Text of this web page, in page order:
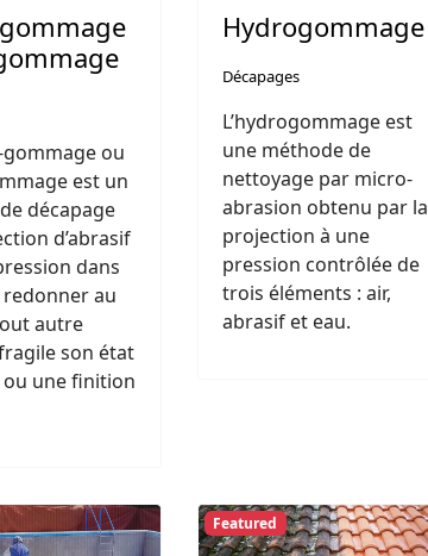
ou
est un
décapage
d’abrasif
dans
au
autre
son état
ou une finition
Hydrogommage
Décapages
L’hydrogommage est
une méthode de
nettoyage par micro-
abrasion obtenu par la
projection à une
pression contrôlée de
trois éléments : air,
abrasif et eau.
Featured